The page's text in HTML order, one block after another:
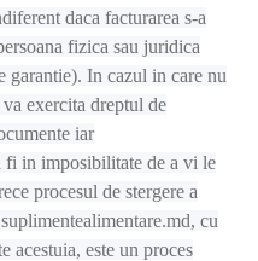
daca facturarea s-a
fizica sau juridica
garantie). In cazul in care nu
exercita dreptul de
iar
in imposibilitate de a vi le
procesul de stergere a
cu
acestuia, este un proces